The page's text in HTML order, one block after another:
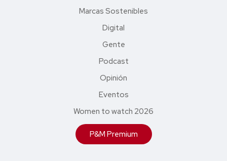
Marcas Sostenibles
Digital
Gente
Podcast
Opinión
Eventos
Women to watch 2026
P&M Premium